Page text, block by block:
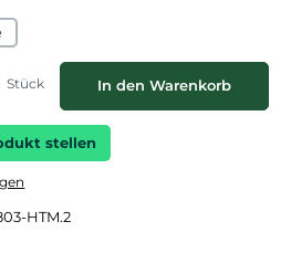
Wert ein oder benutze die
Stück In den Warenkorb
stellen
HTM.2